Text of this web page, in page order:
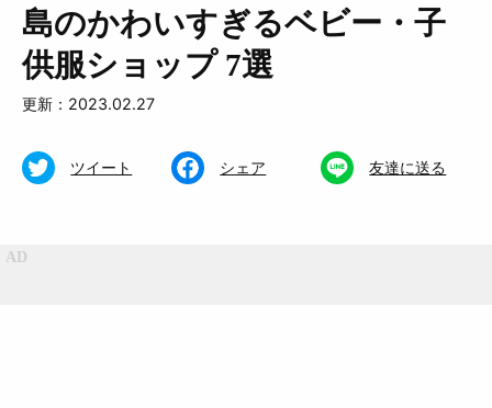
特集
おいしい お知らせ
島のかわいすぎるベビー・子
供服ショップ 7選
更新：2023.02.27
ツイート シェア 友達に送る